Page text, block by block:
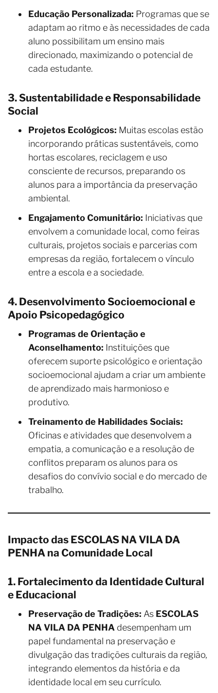
Educação Personalizada: Programas que se
adaptam ao ritmo e às necessidades de cada
aluno possibilitam um ensino mais
direcionado, maximizando o potencial de
cada estudante.
3. Sustentabilidade e Responsabilidade
Social
Projetos Ecológicos: Muitas escolas estão
incorporando práticas sustentáveis, como
hortas escolares, reciclagem e uso
consciente de recursos, preparando os
alunos para a importância da preservação
ambiental.
Engajamento Comunitário: Iniciativas que
envolvem a comunidade local, como feiras
culturais, projetos sociais e parcerias com
empresas da região, fortalecem o vínculo
entre a escola e a sociedade.
4. Desenvolvimento Socioemocional e
Apoio Psicopedagógico
Programas de Orientação e
Aconselhamento: Instituições que
oferecem suporte psicológico e orientação
socioemocional ajudam a criar um ambiente
de aprendizado mais harmonioso e
produtivo.
Treinamento de Habilidades Sociais:
Oficinas e atividades que desenvolvem a
empatia, a comunicação e a resolução de
conflitos preparam os alunos para os
desafios do convívio social e do mercado de
trabalho.
Impacto das ESCOLAS NA VILA DA
PENHA na Comunidade Local
1. Fortalecimento da Identidade Cultural
e Educacional
Preservação de Tradições: As ESCOLAS
NA VILA DA PENHA desempenham um
papel fundamental na preservação e
divulgação das tradições culturais da região,
integrando elementos da história e da
identidade local em seu currículo.